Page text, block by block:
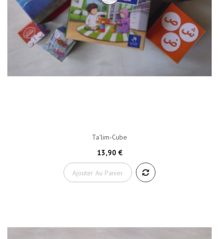
Ta'lim-Cube
13,90 €
Ajouter Au Panier